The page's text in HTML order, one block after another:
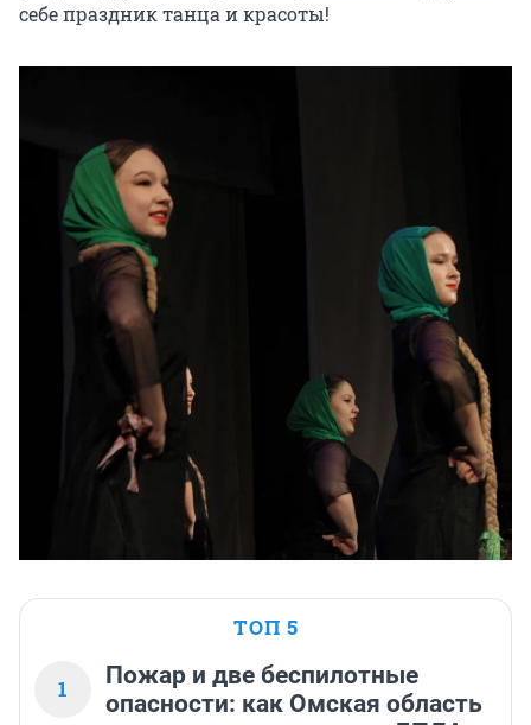
себе праздник танца и красоты!
ТОП 5
1
Пожар и две беспилотные
опасности: как Омская область